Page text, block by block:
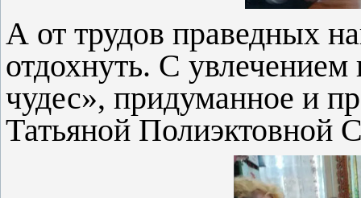
А от трудов праведных
отдохнуть. С
чудес», придуманное и
Татьяной Полиэктовной